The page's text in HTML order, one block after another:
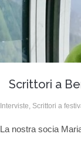
Scrittori a
Interviste, Scrittori a
La nostra socia